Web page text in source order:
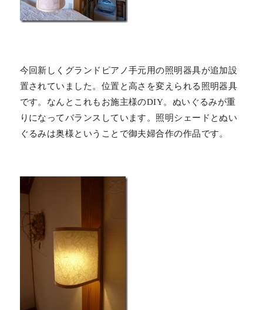
今回新しくグランドピアノ手元用の照明器具が追加設
置されていました。位置と高さを変えられる照明器具
です。なんとこれもお施主様のDIY。ぬいぐるみが重
りになってバランスしています。照明シェードとぬい
ぐるみは奥様ということで御夫婦合作の作品です。